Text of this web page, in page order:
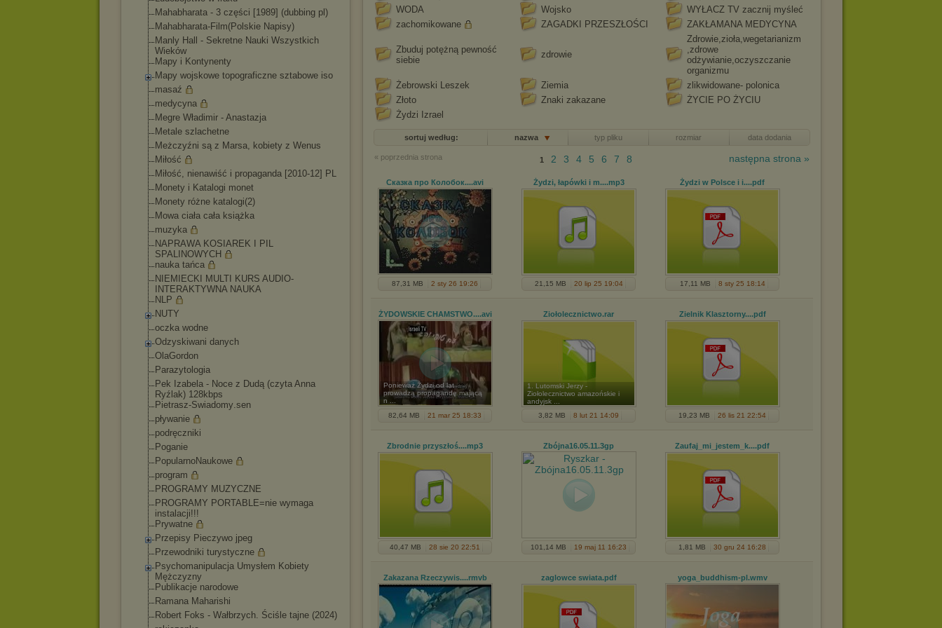
Mahabharata - 3 części [1989] (dubbing pl)
Mahabharata-Film(Polskie Napisy)
Manly Hall - Sekretne Nauki Wszystkich
Wieków
Mapy i Kontynenty
Mapy wojskowe topograficzne sztabowe iso
masaź
medycyna
Megre Władimir - Anastazja
Metale szlachetne
Meżczyźni są z Marsa, kobiety z Wenus
Miłość
Miłość, nienawiść i propaganda [2010-12] PL
Monety i Katalogi monet
Monety różne katalogi(2)
Mowa ciała cała książka
muzyka
NAPRAWA KOSIAREK I PIL
SPALINOWYCH
nauka tańca
NIEMIECKI MULTI KURS AUDIO-
INTERAKTYWNA NAUKA
NLP
NUTY
oczka wodne
Odzyskiwani danych
OlaGordon
Parazytologia
Pek Izabela - Noce z Dudą (czyta Anna
Ryźlak) 128kbps
Pietrasz-Swiadomy.sen
pływanie
podręczniki
Poganie
PopularnoNaukowe
program
PROGRAMY MUZYCZNE
PROGRAMY PORTABLE=nie wymaga
instalacji!!!
Prywatne
Przepisy Pieczywo jpeg
Przewodniki turystyczne
Psychomanipulacja Umysłem Kobiety
Mężczyzny
Publikacje narodowe
Ramana Maharishi
Robert Foks - Wałbrzych. Ściśle tajne (2024)
WODA
Wojsko
WYŁACZ TV zacznij myśleć
zachomikowane
ZAGADKI PRZESZŁOŚCI ZAKŁAMANA MEDYCYNA
Zbuduj potężną pewność
siebie
zdrowie
Zdrowie,zioła,wegetarianizm
,zdrowe
odżywianie,oczyszczanie
organizmu
Żebrowski Leszek
Ziemia
zlikwidowane- polonica
Złoto
Znaki zakazane
ŻYCIE PO ŻYCIU
Żydzi Izrael
sortuj według: nazwa typ pliku rozmiar data dodania
« poprzednia strona następna strona »
1 2 3 4 5 6 7 8
Сказка про Колобок....avi
87,31 MB 2 sty 26 19:26
Żydzi, łapówki i m....mp3
21,15 MB 20 lip 25 19:04
Żydzi w Polsce i i....pdf
17,11 MB 8 sty 25 18:14
ŻYDOWSKIE CHAMSTWO....avi
Ponieważ Żydzi od lat
prowadzą propagandę mającą
n ...
82,64 MB
21 mar 25 18:33
Ziołolecznictwo.rar
1. Lutomski Jerzy -
Ziołolecznictwo amazońskie i
andyjsk ...
3,82 MB
8 lut 21 14:09
Zielnik Klasztorny....pdf
19,23 MB 26 lis 21 22:54
Zbrodnie przyszłoś....mp3
40,47 MB 28 sie 20 22:51
Zbójna16.05.11.3gp
101,14 MB 19 maj 11 16:23
Zaufaj_mi_jestem_k....pdf
1,81 MB 30 gru 24 16:28
Zakazana Rzeczywis....rmvb zaglowce swiata.pdf yoga_buddhism-pl.wmv